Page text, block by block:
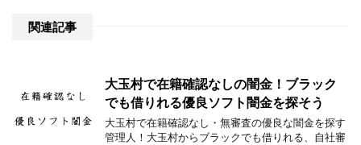
関連記事
大玉村で在籍確認なしの闇金！ブラック
でも借りれる優良ソフト闇金を探そう
大玉村で在籍確認なし・無審査の優良な闇金を探す
管理人！大玉村からブラックでも借りれる、自社審